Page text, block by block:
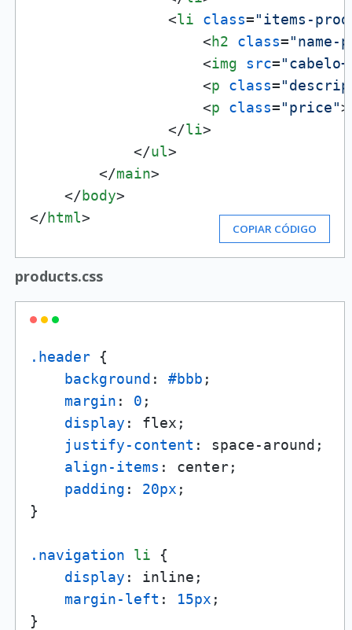
<li class="items-
<h2 class="name-
<img src=
<p class=
<p class="price">
</li>
</ul>
</main>
</body>
</html>
COPIAR CÓDIGO
products.css
.header {
background : #bbb ;
margin : 0 ;
display : flex;
justify-content : space-around;
align-items : center;
padding : 20px ;
}
.navigation li {
display : inline;
margin-left : 15px ;
}